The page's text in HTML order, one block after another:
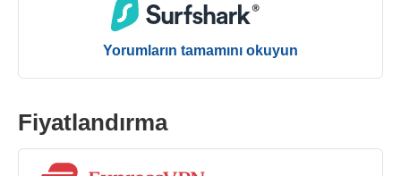
Yorumların tamamını okuyun
Fiyatlandırma